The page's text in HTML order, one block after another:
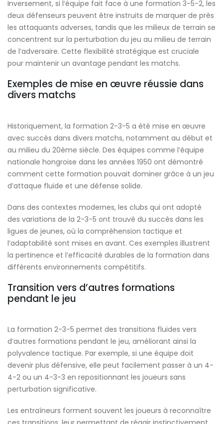
Inversement, si l’équipe fait face à une formation 3-5-2, les
deux défenseurs peuvent être instruits de marquer de près
les attaquants adverses, tandis que les milieux de terrain se
concentrent sur la perturbation du jeu au milieu de terrain
de l’adversaire. Cette flexibilité stratégique est cruciale
pour maintenir un avantage pendant les matchs.
Exemples de mise en œuvre réussie dans
divers matchs
Historiquement, la formation 2-3-5 a été mise en œuvre
avec succès dans divers matchs, notamment au début et
au milieu du 20ème siècle. Des équipes comme l’équipe
nationale hongroise dans les années 1950 ont démontré
comment cette formation pouvait dominer grâce à un jeu
d’attaque fluide et une défense solide.
Dans des contextes modernes, les clubs qui ont adopté
des variations de la 2-3-5 ont trouvé du succès dans les
ligues de jeunes, où la compréhension tactique et
l’adaptabilité sont mises en avant. Ces exemples illustrent
la pertinence et l’efficacité durables de la formation dans
différents environnements compétitifs.
Transition vers d’autres formations
pendant le jeu
La formation 2-3-5 permet des transitions fluides vers
d’autres formations pendant le jeu, améliorant ainsi la
polyvalence tactique. Par exemple, si une équipe doit
devenir plus défensive, elle peut facilement passer à un 4-
4-2 ou un 4-3-3 en repositionnant les joueurs sans
perturbation significative.
Les entraîneurs forment souvent les joueurs à reconnaître